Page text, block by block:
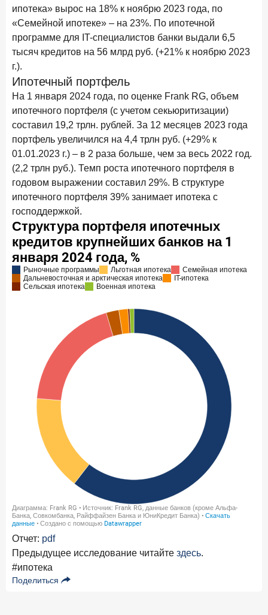
ипотека» вырос на 18% к ноябрю 2023 года, по
«Семейной ипотеке» – на 23%. По ипотечной
программе для IT-специалистов банки выдали 6,5
тысяч кредитов на 56 млрд руб. (+21% к ноябрю 2023
г.).
Ипотечный портфель
На 1 января 2024 года, по оценке Frank RG, объем
ипотечного портфеля (с учетом секьюритизации)
составил 19,2 трлн. рублей. За 12 месяцев 2023 года
портфель увеличился на 4,4 трлн руб. (+29% к
01.01.2023 г.) – в 2 раза больше, чем за весь 2022 год.
(2,2 трлн руб.). Темп роста ипотечного портфеля в
годовом выражении составил 29%. В структуре
ипотечного портфеля 39% занимает ипотека с
господдержкой.
Отчет: pdf
Предыдущее исследование читайте здесь.
#ипотека
Поделиться